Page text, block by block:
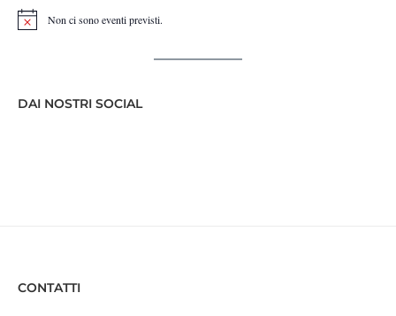
Notice Non ci sono eventi previsti.
DAI NOSTRI SOCIAL
CONTATTI